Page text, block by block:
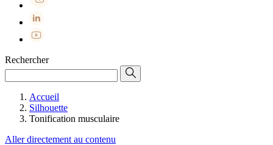
Rechercher
Accueil
Silhouette
Tonification musculaire
Aller directement au contenu